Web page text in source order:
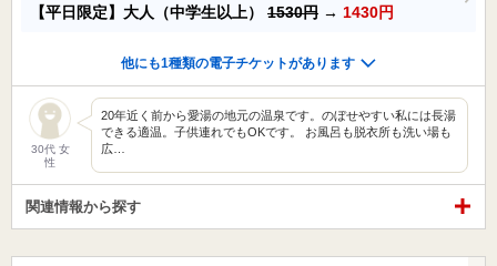
【平日限定】大人（中学生以上） 1530円 → 1430円
他にも1種類の電子チケットがあります
30代 女
性
20年近く前から愛湯の地元の温泉です。のぼせやすい私には長湯
できる適温。子供連れでもOKです。 お風呂も脱衣所も洗い場も
広…
関連情報から探す